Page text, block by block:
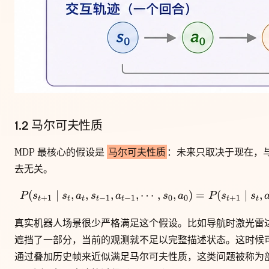
1.2 马尔可夫性质
MDP 最核心的假设是 马尔可夫性质 ：未来只取决于现在，
去无关。
P(s_{t+1} \mid s_t,
P(st+1 st, at, st−1, at−1, ⋯ , s0, a0) = P(st+1 st,
真实机器人场景很少严格满足这个假设。比如导航时激光雷
遮挡了一部分，当前的观测就不足以完整描述状态。这时候
通过叠加历史帧来近似满足马尔可夫性质，这类问题被称为